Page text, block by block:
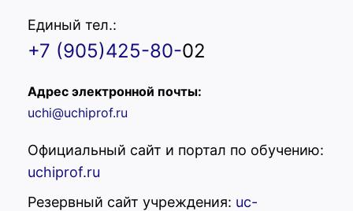
Единый тел.:
+7 (905)425-80-02
Адрес электронной почты:
uchi@uchiprof.ru
Официальный сайт и портал по обучению:
uchiprof.ru
Резервный сайт учреждения: uc-